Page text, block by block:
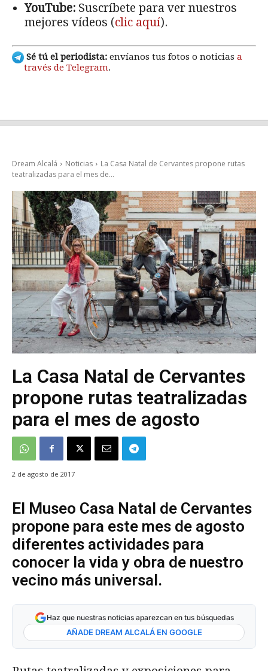
YouTube: Suscríbete para ver nuestros
mejores vídeos (clic aquí).
Sé tú el periodista: envíanos tus fotos o noticias a
través de Telegram.